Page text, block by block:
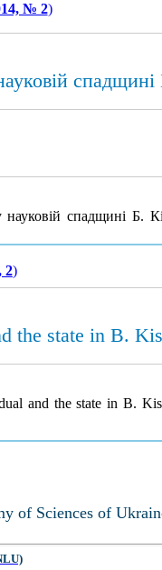
№ 2)
спадщині
спадщині Б.
2)
the state in B.
and the state in B.
of Sciences of